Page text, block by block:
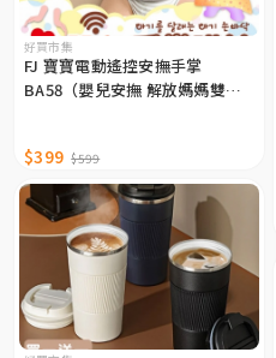
好買市集
FJ 寶寶電動遙控安撫手掌
BA58（嬰兒安撫 解放媽媽雙
$399 $599